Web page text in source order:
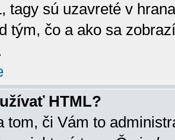
tagy sú uzavreté v
tým, čo a ako sa
HTML?
tom, či Vám to